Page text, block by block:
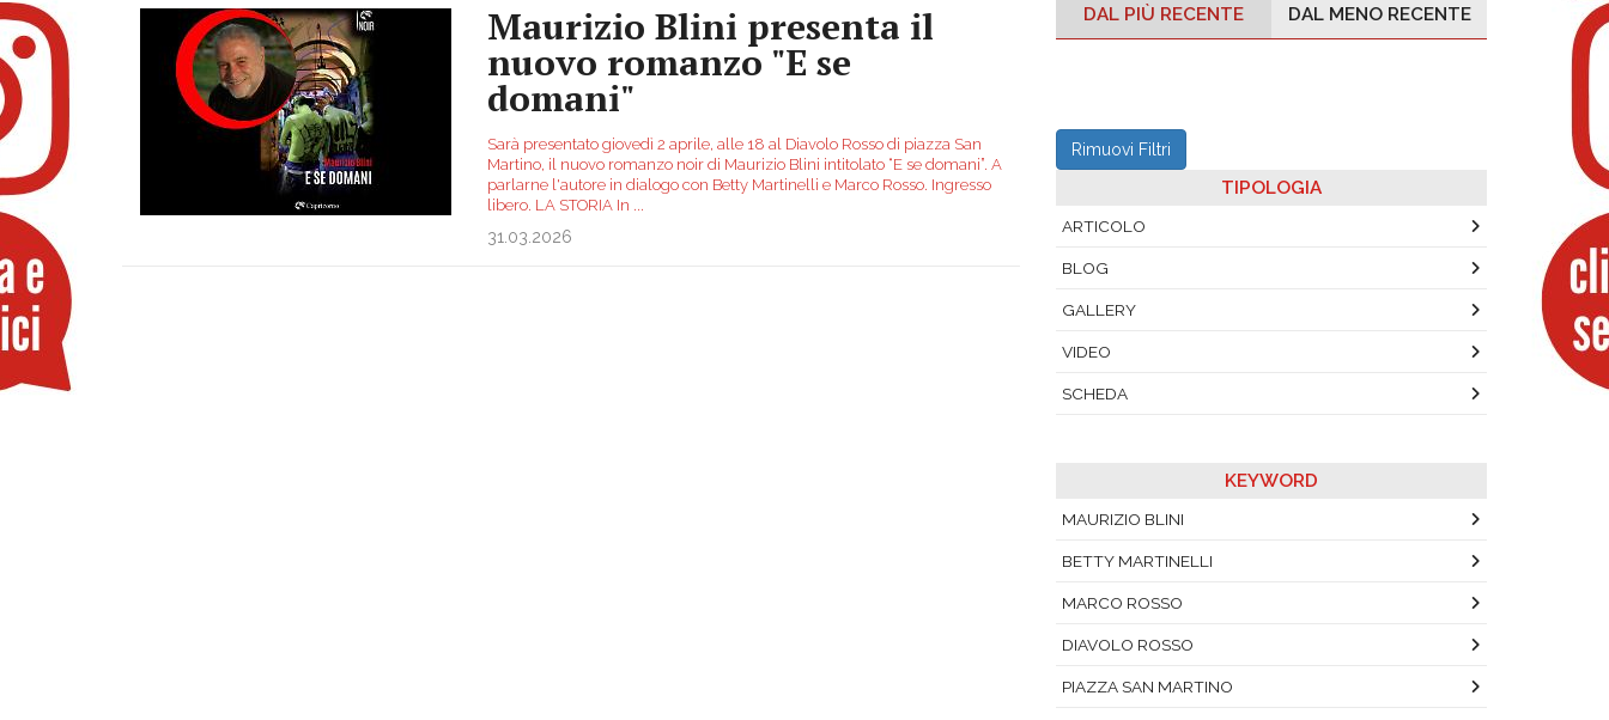
Maurizio Blini presenta il
nuovo romanzo "E se
domani"
Sarà presentato giovedì 2 aprile, alle 18 al Diavolo Rosso di piazza San
Martino, il nuovo romanzo noir di Maurizio Blini intitolato “E se domani”. A
parlarne l'autore in dialogo con Betty Martinelli e Marco Rosso. Ingresso
libero. LA STORIA In
31.03.2026
DAL PIÙ RECENTE DAL MENO RECENTE
Rimuovi Filtri
TIPOLOGIA
ARTICOLO
BLOG
GALLERY
VIDEO
SCHEDA
KEYWORD
MAURIZIO BLINI
BETTY MARTINELLI
MARCO ROSSO
DIAVOLO ROSSO
PIAZZA SAN MARTINO